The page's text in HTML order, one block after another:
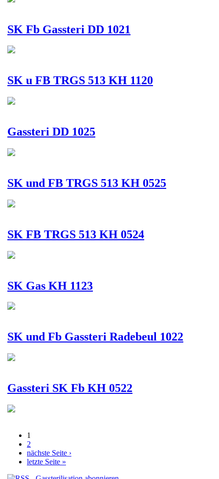
SK Fb Gassteri DD 1021
SK u FB TRGS 513 KH 1120
Gassteri DD 1025
SK und FB TRGS 513 KH 0525
SK FB TRGS 513 KH 0524
SK Gas KH 1123
SK und Fb Gassteri Radebeul 1022
Gassteri SK Fb KH 0522
Seiten
1
2
nächste Seite ›
letzte Seite »